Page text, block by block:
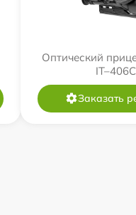
Оптический
IT–406С
Заказать